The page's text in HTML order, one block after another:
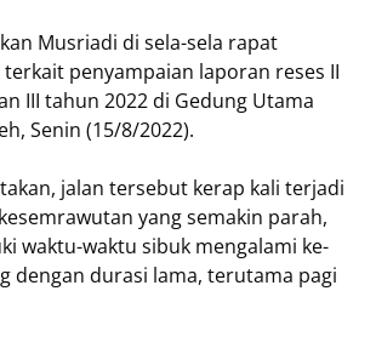
Musriadi di sela-sela rapat
penyampaian laporan reses II
III tahun 2022 di Gedung Utama
Senin (15/8/2022).
jalan tersebut kerap kali terjadi
yang semakin parah,
wak­tu-waktu sibuk mengalami ke­
dengan durasi lama, terutama pagi